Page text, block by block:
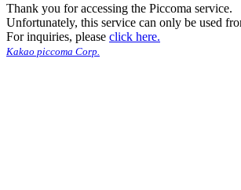
Thank you for accessing the Piccoma service.
Unfortunately, this service can only be used
For inquiries, please click here.
Kakao piccoma Corp.